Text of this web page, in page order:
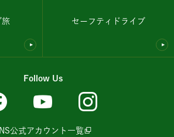
旅 セーフティドライブ
Follow Us
公式アカウント一覧